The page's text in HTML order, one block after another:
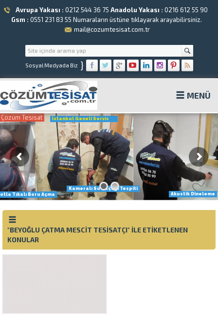
Avrupa Yakası : 0212 544 36 75 Anadolu Yakası : 0216 612 55 90
Gsm : 0551 231 83 55 Numaraların üstüne tıklayarak arayabilirsiniz.
mail@cozumtesisat.com.tr
Sosyal Medyada Biz }
MENÜ
Çözüm Tesisat
Kameralı Su Kaçağı Tespiti
Tıkalı Boru Açma
Akustik Dineleme
İstanbul Geneli Servis
"BEYOĞLU ÇATMA MESCIT TESISATÇI" ILE ETIKETLENEN
KONULAR